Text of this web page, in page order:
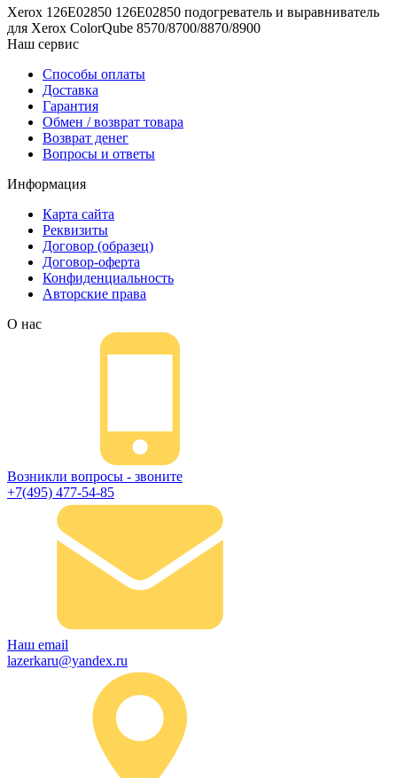
Xerox 126E02850 126E02850 подогреватель и выравниватель
для Xerox ColorQube 8570/8700/8870/8900
Наш сервис
Способы оплаты
Доставка
Гарантия
Обмен / возврат товара
Возврат денег
Вопросы и ответы
Информация
Карта сайта
Реквизиты
Договор (образец)
Договор-оферта
Конфиденциальность
Авторские права
О нас
Возникли вопросы - звоните
+7(495) 477-54-85
Наш email
lazerkaru@yandex.ru